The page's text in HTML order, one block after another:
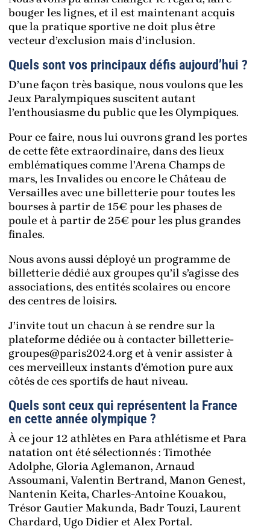
bouger les lignes, et il est maintenant acquis
que la pratique sportive ne doit plus être
vecteur d’exclusion mais d’inclusion.
Quels sont vos principaux défis aujourd’hui ?
D’une façon très basique, nous voulons que les
Jeux Paralympiques suscitent autant
l’enthousiasme du public que les Olympiques.
Pour ce faire, nous lui ouvrons grand les portes
de cette fête extraordinaire, dans des lieux
emblématiques comme l’Arena Champs de
mars, les Invalides ou encore le Château de
Versailles avec une billetterie pour toutes les
bourses à partir de 15€ pour les phases de
poule et à partir de 25€ pour les plus grandes
finales.
Nous avons aussi déployé un programme de
billetterie dédié aux groupes qu’il s’agisse des
associations, des entités scolaires ou encore
des centres de loisirs.
J’invite tout un chacun à se rendre sur la
plateforme dédiée ou à contacter billetterie-
groupes@paris2024.org et à venir assister à
ces merveilleux instants d’émotion pure aux
côtés de ces sportifs de haut niveau.
Quels sont ceux qui représentent la France
en cette année olympique ?
À ce jour 12 athlètes en Para athlétisme et Para
natation ont été sélectionnés : Timothée
Adolphe, Gloria Aglemanon, Arnaud
Assoumani, Valentin Bertrand, Manon Genest,
Nantenin Keita, Charles-Antoine Kouakou,
Trésor Gautier Makunda, Badr Touzi, Laurent
Chardard, Ugo Didier et Alex Portal.